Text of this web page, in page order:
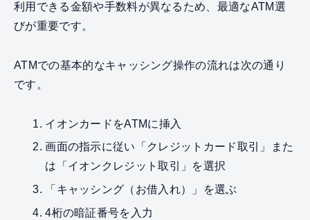
利用できる金額や手数料が異なるため、最適なATM選
びが重要です。
ATMでの基本的なキャッシング操作の流れは次の通り
です。
イオンカードをATMに挿入
画面の指示に従い「クレジットカード取引」また
は「イオンクレジット取引」を選択
「キャッシング（お借入れ）」を選ぶ
4桁の暗証番号を入力